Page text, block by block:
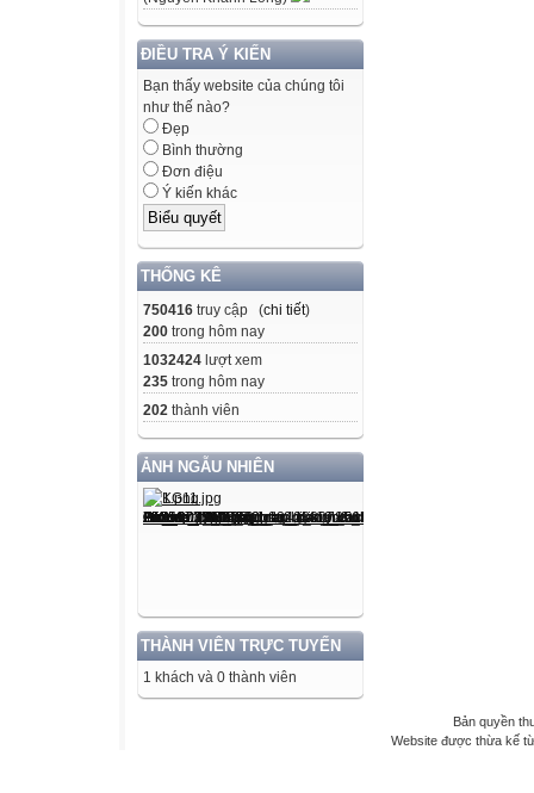
ĐIỀU TRA Ý KIẾN
Bạn thấy website của chúng tôi
như thế nào?
Đẹp
Bình thường
Đơn điệu
Ý kiến khác
THỐNG KÊ
750416 truy cập (chi tiết)
200 trong hôm nay
1032424 lượt xem
235 trong hôm nay
202 thành viên
ẢNH NGẪU NHIÊN
THÀNH VIÊN TRỰC TUYẾN
1 khách và 0 thành viên
Bản quyền
Website được thừa kế